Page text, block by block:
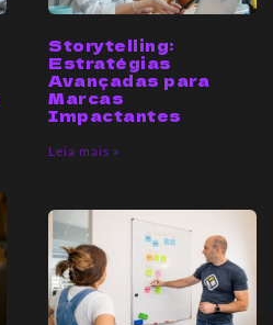
Storytelling:
Estratégias
Avançadas para
Marcas
Impactantes
Leia mais »